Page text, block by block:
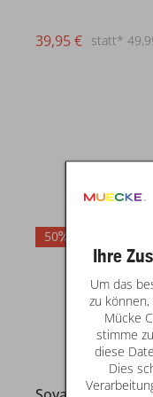
statt*
39,95 €
50
Ihre
Um das
zu
Mücke
stimme
diese
Dies